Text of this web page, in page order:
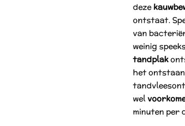
deze
ontstaat.
van
weinig
tandplak
het
wel
minuten per